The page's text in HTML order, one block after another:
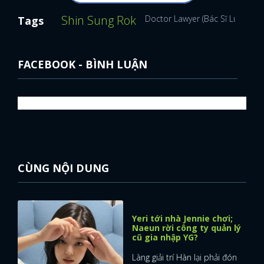
Tags Shin Sung Rok Doctor Lawyer (Bác Sĩ Luật Sư)
FACEBOOK - BÌNH LUẬN
CÙNG NỘI DUNG
Yeri tới nhà Jennie chơi;
Naeun rời công ty quản lý
cũ gia nhập YG?
Làng giải trí Hàn lại phải đón